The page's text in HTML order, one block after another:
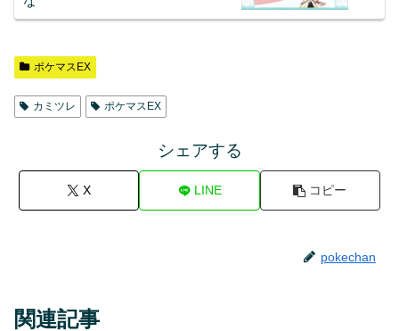
ポケマスEX
カミツレ ポケマスEX
シェアする
X LINE コピー
pokechan
関連記事